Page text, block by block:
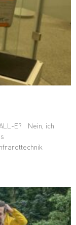
E? Nein, ich